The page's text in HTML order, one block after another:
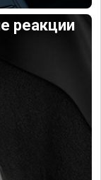
реакции